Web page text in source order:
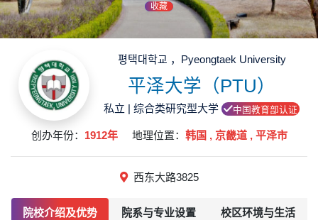
收藏
평택대학교 ，Pyeongtaek University
平泽大学（PTU）
私立 | 综合类研究型大学 中国教育部认证
创办年份： 1912年 地理位置： 韩国 , 京畿道 , 平泽市
西东大路3825
院校介绍及优势 院系与专业设置 校区环境与生活